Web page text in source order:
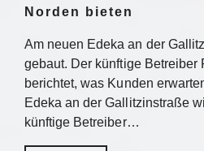
Norden bieten
Am neuen Edeka an der
gebaut. Der künftige Betreiber
berichtet, was Kunden
Edeka an der Gallitzinstraße
künftige Betreiber…